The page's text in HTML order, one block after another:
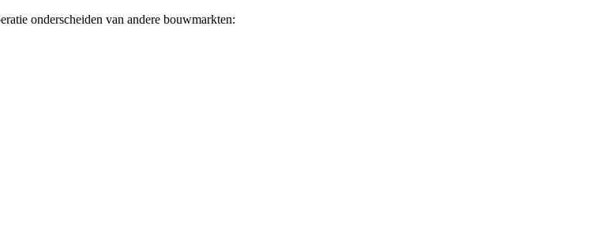
onderscheiden van andere bouwmarkten: